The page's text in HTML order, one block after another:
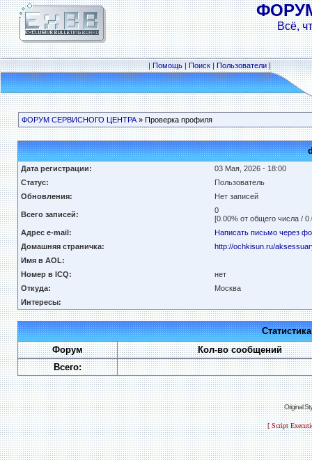
Всё,
|Помощь|Поиск|Пользователи|
ФОРУМ СЕРВИСНОГО ЦЕНТРА» Проверка профиля
Дата регистрации:
03 Мая, 2026 - 18:00
Статус:
Пользователь
Обновления:
Нет записей
Всего записей:
0
[0.00% от общего числа /
Адрес e-mail:
Написать письмо через
Домашняя страничка:
http://ochkisun.ru/
Имя в AOL:
Номер в ICQ:
нет
Откуда:
Москва
Интересы:
Форум
Кол-во сообщений
Всего:
Original
[ Script